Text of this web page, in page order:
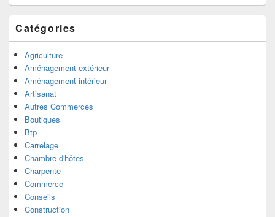
Catégories
Agriculture
Aménagement extérieur
Aménagement intérieur
Artisanat
Autres Commerces
Boutiques
Btp
Carrelage
Chambre d'hôtes
Charpente
Commerce
Conseils
Construction